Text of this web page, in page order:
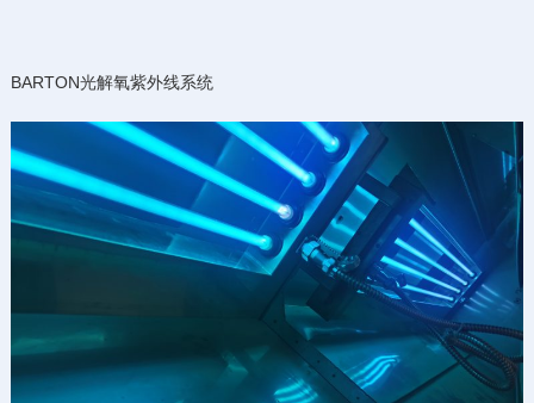
BARTON光解氧紫外线系统